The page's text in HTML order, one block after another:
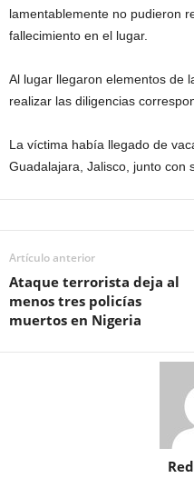
lamentablemente no pudieron
fallecimiento en el lugar.
Al lugar llegaron elementos de
realizar las diligencias
La víctima había llegado de
Guadalajara, Jalisco, junto con
Artículo anterior
Ataque terrorista deja al
menos tres policías
muertos en Nigeria